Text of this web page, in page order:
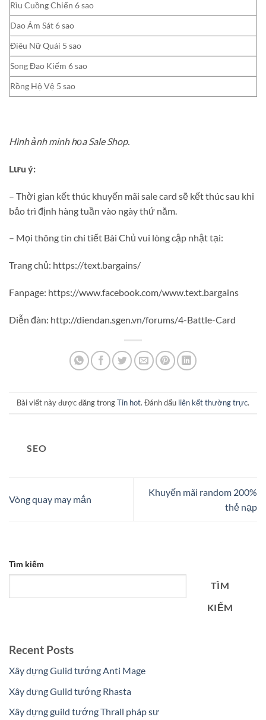
Rìu Cuồng Chiến 6 sao
Dao Ám Sát 6 sao
Điêu Nữ Quái 5 sao
Song Đao Kiếm 6 sao
Rồng Hộ Vệ 5 sao
Hình ảnh minh họa Sale Shop.
Lưu ý:
– Thời gian kết thúc khuyến mãi sale card sẽ kết thúc sau khi
bảo trì định hàng tuần vào ngày thứ năm.
– Mọi thông tin chi tiết Bài Chủ vui lòng cập nhật tại:
Trang chủ: https://text.bargains/
Fanpage: https://www.facebook.com/www.text.bargains
Diễn đàn: http://diendan.sgen.vn/forums/4-Battle-Card
Bài viết này được đăng trongTin hot. Đánh dấu liên kết thường trực.
SEO
Vòng quay may mắn
Khuyến mãi random 200%
thẻ nạp
Tìm kiếm
TÌM
KIẾM
Recent Posts
Xây dựng Gulid tướng Anti Mage
Xây dựng Gulid tướng Rhasta
Xây dựng guild tướng Thrall pháp sư